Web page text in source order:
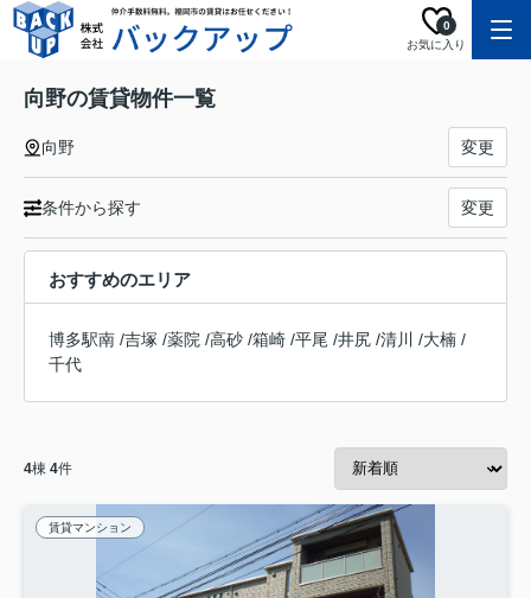
お気に入り
0
向野の賃貸物件一覧
向野 変更
条件から探す 変更
おすすめのエリア
博多駅南 /吉塚 /薬院 /高砂 /箱崎 /平尾 /井尻 /清川 /大楠 /
千代
4棟 4件
賃貸マンション